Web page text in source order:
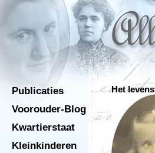
Publicaties
Voorouder-Blog
Kwartierstaat
Kleinkinderen
Het